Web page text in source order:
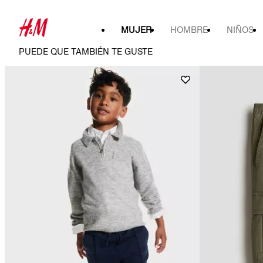
MUJER HOMBRE NIÑOS
PUEDE QUE TAMBIÉN TE GUSTE